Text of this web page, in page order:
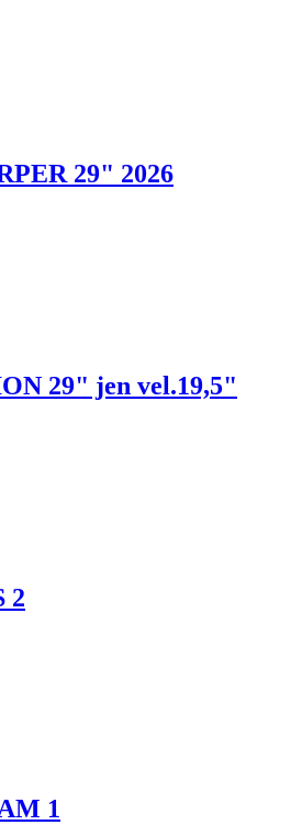
29" 2026
29" jen vel.19,5"
2
1